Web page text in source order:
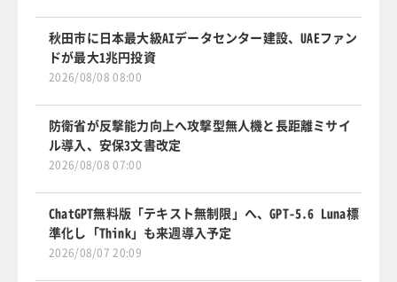
秋田市に日本最大級AIデータセンター建設、UAEファン
ドが最大1兆円投資
2026/08/08 08:00
防衛省が反撃能力向上へ攻撃型無人機と長距離ミサイ
ル導入、安保3文書改定
2026/08/08 07:00
ChatGPT無料版「テキスト無制限」へ、GPT-5.6 Luna標
準化し「Think」も来週導入予定
2026/08/07 20:09